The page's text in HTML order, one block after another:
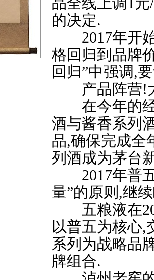
的决定.
2017年开始,
格回归到品牌
回归”中强调,
产品阵营!
在今年的经
酒与酱香系列
品,确保完成全
列酒成为茅台
2017年普五
量”的原则,继
五粮液在
以普五为核心,
系列为战略品
牌组合.